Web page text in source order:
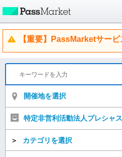
【重要】PassMarketサー
開催地を選択
特定非営利活動法人プレシャ
＞ カテゴリを選択